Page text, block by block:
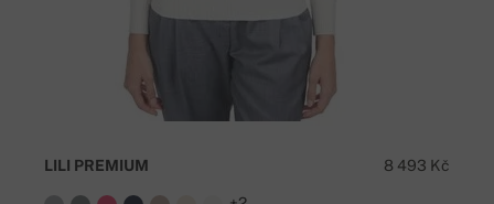
8 493 Kč
LILI PREMIUM